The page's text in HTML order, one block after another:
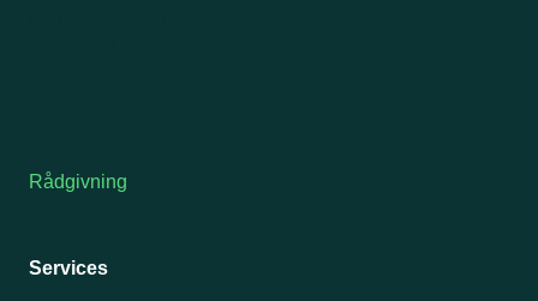
Rådgivning
Services